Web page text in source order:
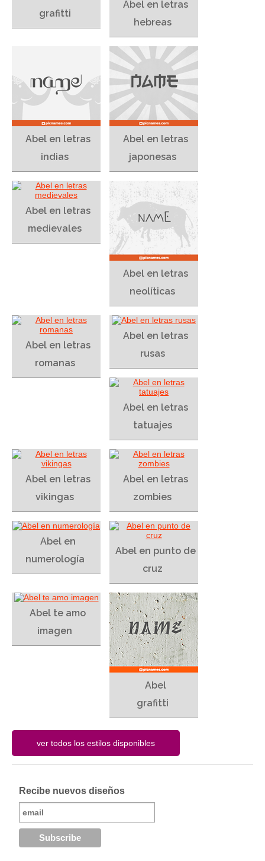
grafitti
Abel en letras
hebreas
Abel en letras
indias
Abel en letras
japonesas
Abel en letras
medievales
Abel en letras
neolíticas
Abel en letras
romanas
Abel en letras
rusas
Abel en letras
tatuajes
Abel en letras
vikingas
Abel en letras
zombies
Abel en
numerología
Abel en punto de
cruz
Abel te amo
imagen
Abel
grafitti
Recibe nuevos diseños